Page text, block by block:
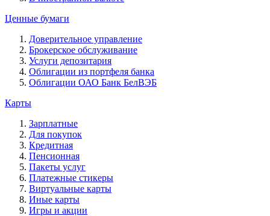
Ценные бумаги
Доверительное управление
Брокерское обслуживание
Услуги депозитария
Облигации из портфеля банка
Облигации ОАО Банк БелВЭБ
Карты
Зарплатные
Для покупок
Кредитная
Пенсионная
Пакеты услуг
Платежные стикеры
Виртуальные карты
Иные карты
Игры и акции